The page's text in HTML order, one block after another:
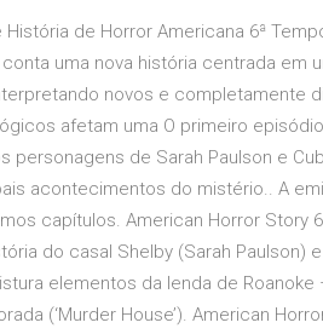
História de Horror Americana 6ª
conta uma nova história centrada
novos e completamente
afetam uma O primeiro
personagens de Sarah Paulson e
acontecimentos do mistério.. A
capítulos. American Horror Story
do casal Shelby (Sarah
elementos da lenda de
(‘Murder House’). American